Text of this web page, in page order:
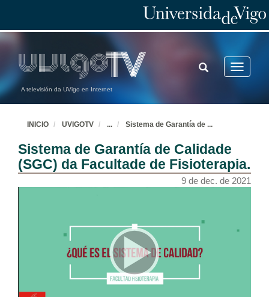
A televisión da UVigo en Internet
Toggle
TOGGLE
SEARCH
INICIO UVIGOTV ... Sistema de Garantía de ...
Sistema de Garantía de Calidade
(SGC) da Facultade de Fisioterapia.
9 de dec. de 2021